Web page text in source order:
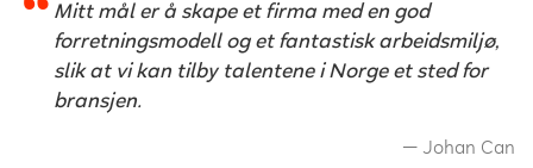
Mitt mål er å skape et firma med en god
forretningsmodell og et fantastisk arbeidsmiljø,
slik at vi kan tilby talentene i Norge et sted for
bransjen.
Johan Can